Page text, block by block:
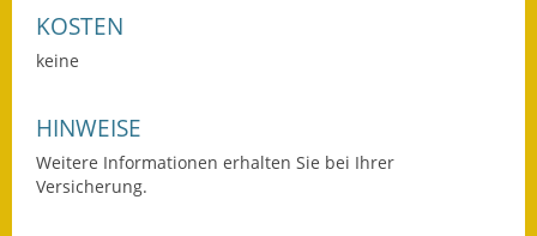
KOSTEN
keine
HINWEISE
Weitere Informationen erhalten Sie bei Ihrer
Versicherung.